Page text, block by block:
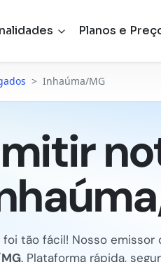
Planos e
> Inhaúma/MG
foi tão fácil! Nosso
. Plataforma rápida,